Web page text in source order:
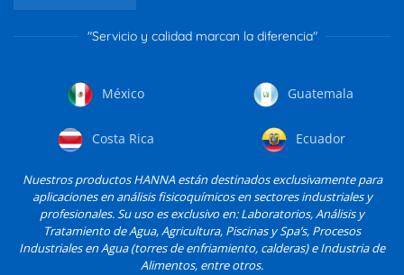
"Servicio y calidad marcan la diferencia"
México Guatemala
Costa Rica Ecuador
Nuestros productos HANNA están destinados exclusivamente para
aplicaciones en análisis fisicoquímicos en sectores industriales y
profesionales. Su uso es exclusivo en: Laboratorios, Análisis y
Tratamiento de Agua, Agricultura, Piscinas y Spa’s, Procesos
Industriales en Agua (torres de enfriamiento, calderas) e Industria de
Alimentos, entre otros.